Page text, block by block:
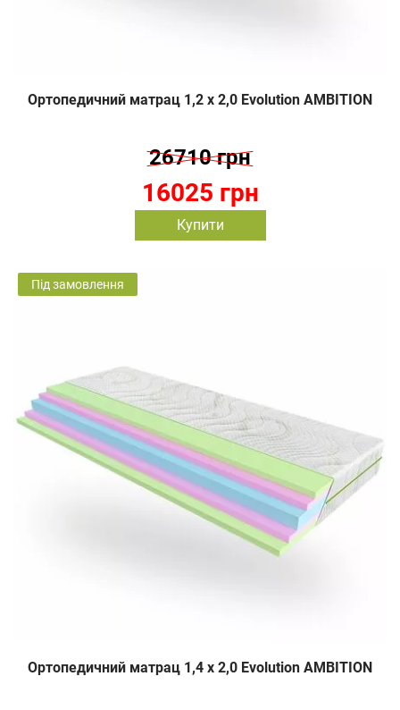
Ортопедичний матрац 1,2 х 2,0 Evolution AMBITION
16025 грн
26710 грн
Купити
Під замовлення
Ортопедичний матрац 1,4 х 2,0 Evolution AMBITION